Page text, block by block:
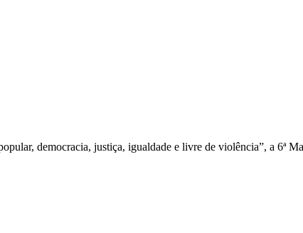
democracia, justiça, igualdade e livre de violência”, a 6ª